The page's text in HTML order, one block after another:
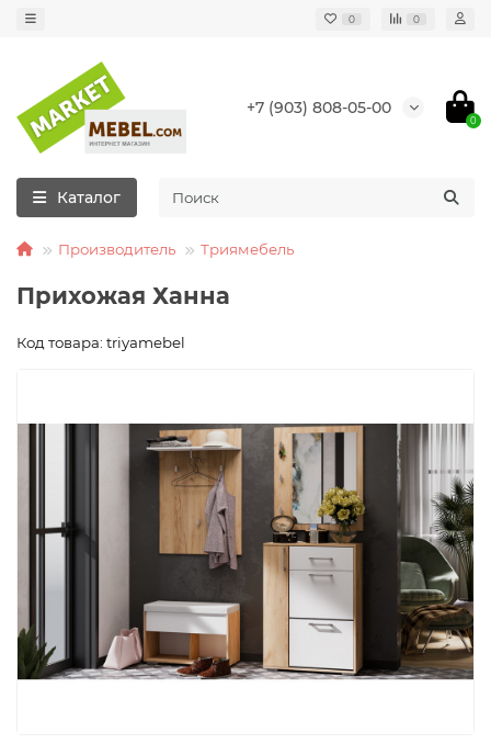
0 0
+7 (903) 808-05-00
0
Каталог
Производитель Триямебель
Прихожая Ханна
Код товара: triyamebel